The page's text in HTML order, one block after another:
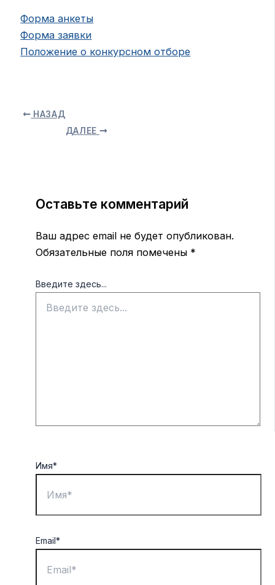
Форма анкеты
Форма заявки
Положение о конкурсном отборе
НАЗАД
ДАЛЕЕ
Оставьте комментарий
Ваш адрес email не будет опубликован.
Обязательные поля помечены *
Введите здесь...
Имя*
Email*